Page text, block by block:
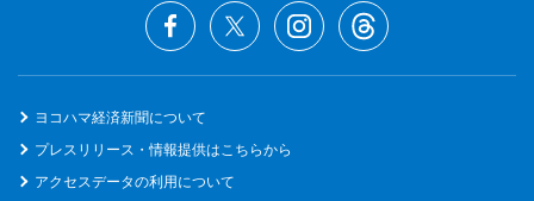
ヨコハマ経済新聞について
プレスリリース・情報提供はこちらから
アクセスデータの利用について